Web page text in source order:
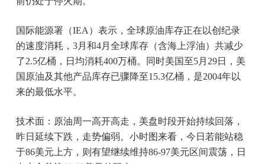
国际能源署（IEA）表示，全球原油库存正在以创纪录
的速度消耗，3月和4月全球库存（含海上浮油）共减少
了2.5亿桶，日均消耗400万桶。同时美国至5月29日，美
国原油及其他产品库存已骤降至15.3亿桶，是2004年以
来的最低水平。
技术面：原油周一高开高走，美盘时段开始持续回落，
昨日延续下跌，走势偏弱。小时图来看，今日若能站稳
于86美元上方，则有望继续维持86-97美元区间震荡，日